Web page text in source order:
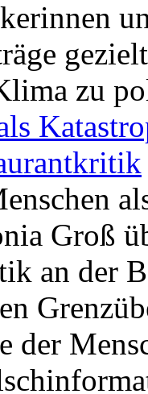
zu
Groß
an der
der